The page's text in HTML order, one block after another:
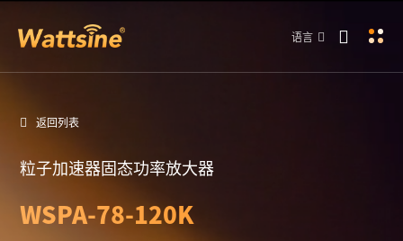
语言
返回列表
粒子加速器固态功率放大器
WSPA-78-120K